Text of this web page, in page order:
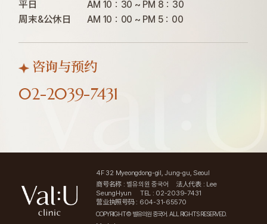
平日
周末&公休日
AM 10：30 ~ PM 8：30
AM 10：00 ~ PM 5：00
咨询与预约
02-2039-7431
4F 32 Myeongdong-gil, Jung-gu, Seoul
商号名称 : 벨유의원 중국어
法人代表 : Lee
SeungHyun
TEL : 02-2039-7431
营业执照号码 : 604-31-65570
COPYRIGHT© 벨유의원 중국어. ALL RIGHTS RESERVED.